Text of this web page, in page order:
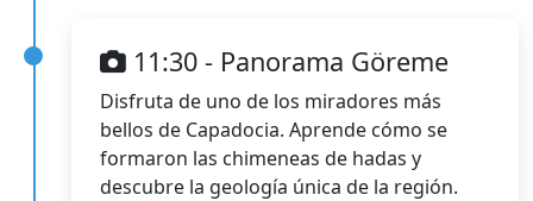
11:30 - Panorama Göreme
Disfruta de uno de los miradores más
bellos de Capadocia. Aprende cómo se
formaron las chimeneas de hadas y
descubre la geología única de la región.